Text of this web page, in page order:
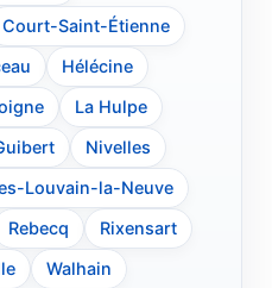
Court-Saint-Étienne
Hélécine
La Hulpe
Nivelles
Louvain-la-Neuve
Rebecq
Rixensart
Walhain